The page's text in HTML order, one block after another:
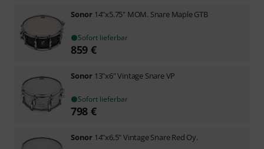
Sonor 14"x5.75" MOM. Snare Maple GTB
Sofort lieferbar
859 €
Sonor 13"x6" Vintage Snare VP
Sofort lieferbar
798 €
Sonor 14"x6,5" Vintage Snare Red Oy.